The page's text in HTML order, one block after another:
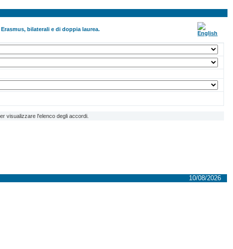
bilaterali e di doppia laurea.
visualizzare l'elenco degli accordi.
10/08/2026